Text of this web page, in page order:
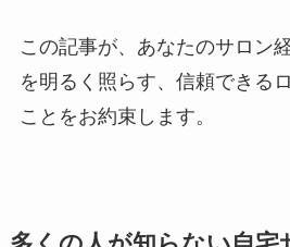
この記事が、あなたのサロン
を明るく照らす、信頼できる
ことをお約束します。